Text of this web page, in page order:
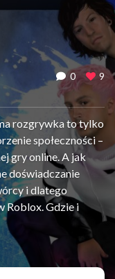
0 9
rozgrywka to tylko
społeczności –
gry online. A jak
doświadczanie
i dlatego
Roblox. Gdzie i